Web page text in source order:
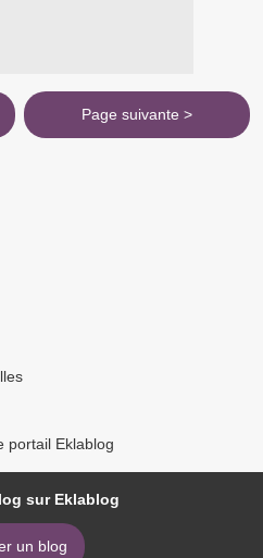
Page suivante >
portail Eklablog
sur Eklablog
un blog